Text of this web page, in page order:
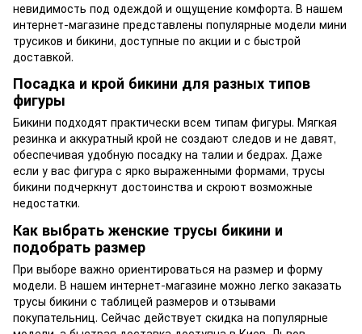
невидимость под одеждой и ощущение комфорта. В нашем
интернет-магазине представлены популярные модели мини
трусиков и бикини, доступные по акции и с быстрой
доставкой.
Посадка и крой бикини для разных типов
фигуры
Бикини подходят практически всем типам фигуры. Мягкая
резинка и аккуратный крой не создают следов и не давят,
обеспечивая удобную посадку на талии и бедрах. Даже
если у вас фигура с ярко выраженными формами, трусы
бикини подчеркнут достоинства и скроют возможные
недостатки.
Как выбрать женские трусы бикини и
подобрать размер
При выборе важно ориентироваться на размер и форму
модели. В нашем интернет-магазине можно легко заказать
трусы бикини с таблицей размеров и отзывами
покупательниц. Сейчас действует скидка на популярные